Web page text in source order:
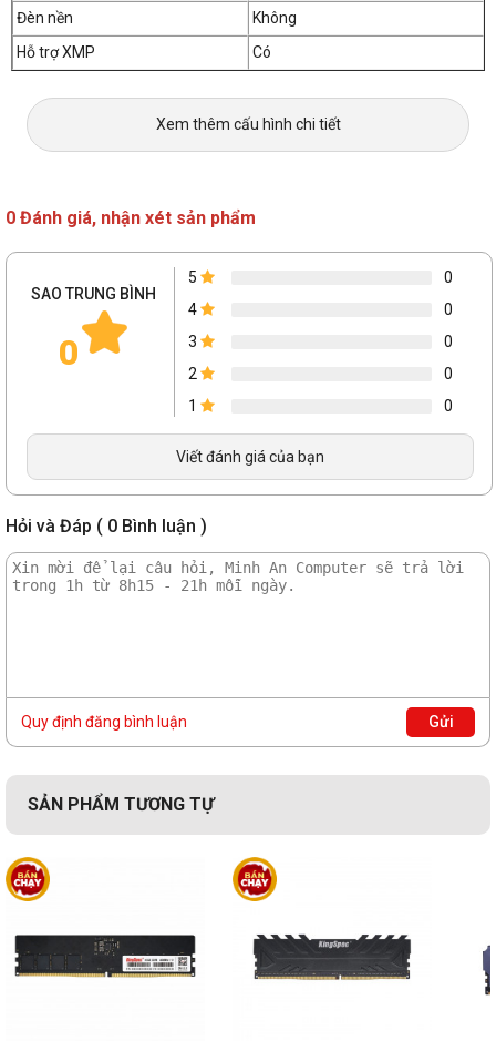
Đèn nền
Không
Hỗ trợ XMP
Có
Xem thêm cấu hình chi tiết
0 Đánh giá, nhận xét sản phẩm
SAO TRUNG BÌNH
0
5
0
4
0
3
0
2
0
1
0
Viết đánh giá của bạn
Hỏi và Đáp ( 0 Bình luận )
Quy định đăng bình luận Gửi
SẢN PHẨM TƯƠNG TỰ